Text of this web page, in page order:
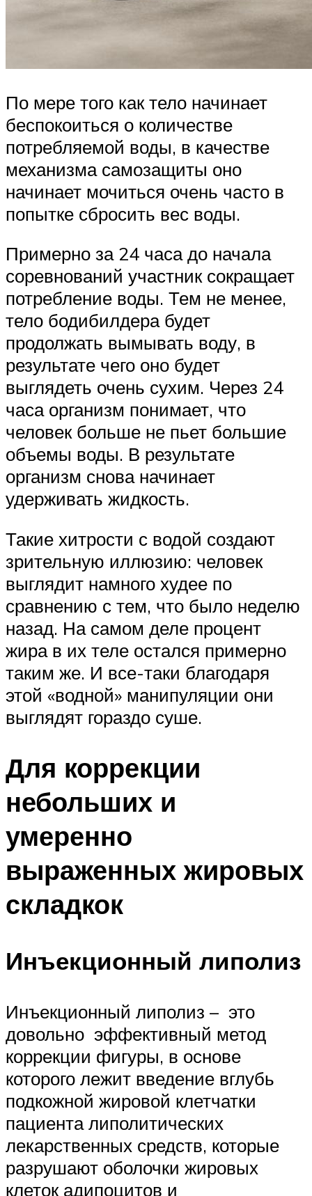
По мере того как тело начинает
беспокоиться о количестве
потребляемой воды, в качестве
механизма самозащиты оно
начинает мочиться очень часто в
попытке сбросить вес воды.
Примерно за 24 часа до начала
соревнований участник сокращает
потребление воды. Тем не менее,
тело бодибилдера будет
продолжать вымывать воду, в
результате чего оно будет
выглядеть очень сухим. Через 24
часа организм понимает, что
человек больше не пьет большие
объемы воды. В результате
организм снова начинает
удерживать жидкость.
Такие хитрости с водой создают
зрительную иллюзию: человек
выглядит намного худее по
сравнению с тем, что было неделю
назад. На самом деле процент
жира в их теле остался примерно
таким же. И все-таки благодаря
этой «водной» манипуляции они
выглядят гораздо суше.
Для коррекции
небольших и
умеренно
выраженных жировых
складкок
Инъекционный липолиз
Инъекционный липолиз – это
довольно эффективный метод
коррекции фигуры, в основе
которого лежит введение вглубь
подкожной жировой клетчатки
пациента липолитических
лекарственных средств, которые
разрушают оболочки жировых
клеток адипоцитов и